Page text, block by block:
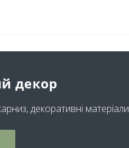
декор
декоративні матеріали